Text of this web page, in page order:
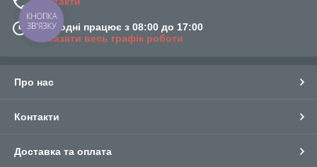
Сьогодні працює з 08:00 до 17:00
Показати весь графік роботи
Про нас
Контакти
Доставка та оплата
КНОПКА
ЗВ'ЯЗКУ